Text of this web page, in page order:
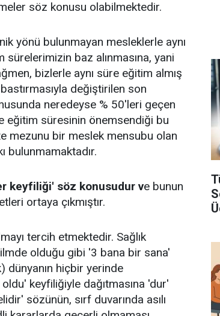
söz konusu olabilmektedir.
yönü bulunmayan mesleklerle aynı
baz alınmasına, yani
bizlerle aynı süre eğitim almış
değiştirilen son
neredeyse % 50'leri geçen
eğitim süresinin önemsendiği bu
mezunu bir meslek mensubu olan
bulunmamaktadır.
keyfiliği' söz konusudur ve bunun
ortaya çıkmıştır.
tercih etmektedir. Sağlık
filmde olduğu gibi '3 bana bir sana'
dünyanın hiçbir yerinde
keyfiliğiyle dağıtmasına 'dur'
sözünün, sırf duvarında asılı